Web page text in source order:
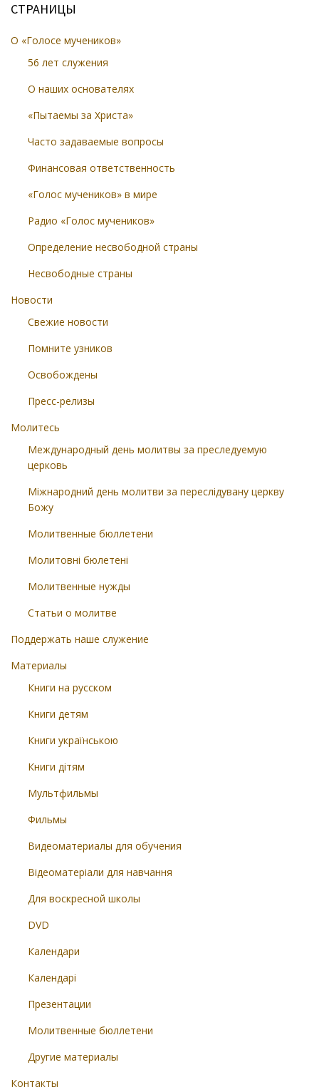
СТРАНИЦЫ
О «Голосе мучеников»
56 лет служения
О наших основателях
«Пытаемы за Христа»
Часто задаваемые вопросы
Финансовая ответственность
«Голос мучеников» в мире
Радио «Голос мучеников»
Определение несвободной страны
Несвободные страны
Новости
Свежие новости
Помните узников
Освобождены
Пресс-релизы
Молитесь
Международный день молитвы за преследуемую
церковь
Міжнародний день молитви за переслідувану церкву
Божу
Молитвенные бюллетени
Молитовні бюлетені
Молитвенные нужды
Статьи о молитве
Поддержать наше служение
Материалы
Книги на русском
Книги детям
Книги українською
Книги дітям
Мультфильмы
Фильмы
Видеоматериалы для обучения
Відеоматеріали для навчання
Для воскресной школы
DVD
Календари
Календарі
Презентации
Молитвенные бюллетени
Другие материалы
Контакты